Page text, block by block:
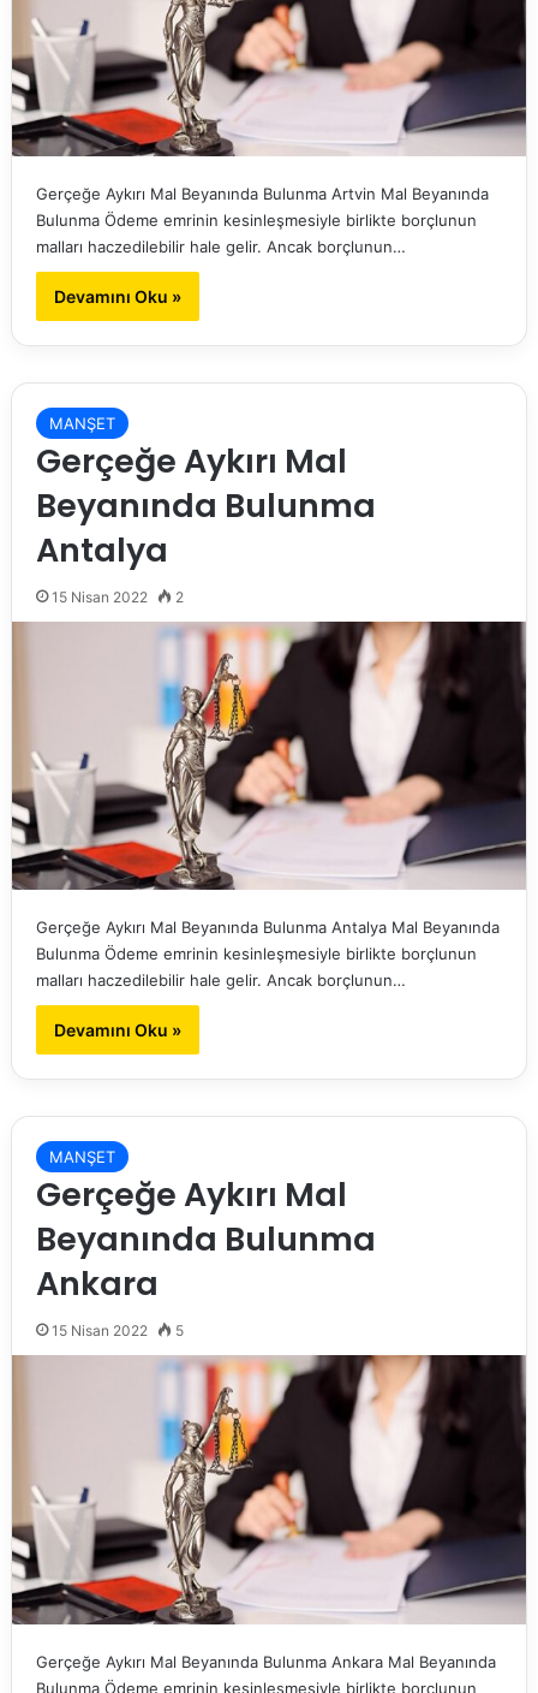
Gerçeğe Aykırı Mal Beyanında Bulunma Artvin Mal Beyanında
Bulunma Ödeme emrinin kesinleşmesiyle birlikte borçlunun
malları haczedilebilir hale gelir. Ancak borçlunun…
Devamını Oku »
MANŞET
Gerçeğe Aykırı Mal
Beyanında Bulunma
Antalya
15 Nisan 2022 2
Gerçeğe Aykırı Mal Beyanında Bulunma Antalya Mal Beyanında
Bulunma Ödeme emrinin kesinleşmesiyle birlikte borçlunun
malları haczedilebilir hale gelir. Ancak borçlunun…
Devamını Oku »
MANŞET
Gerçeğe Aykırı Mal
Beyanında Bulunma
Ankara
15 Nisan 2022 5
Gerçeğe Aykırı Mal Beyanında Bulunma Ankara Mal Beyanında
Bulunma Ödeme emrinin kesinleşmesiyle birlikte borçlunun